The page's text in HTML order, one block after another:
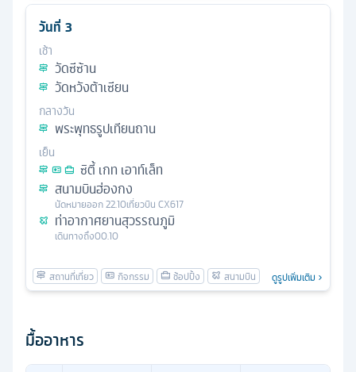
วันที่ 3
เช้า
วัดซีซ้าน
วัดหวังต้าเซียน
กลางวัน
พระพุทธรูปเทียนถาน
เย็น
ซิตี้ เกท เอาท์เล็ท
สนามบินฮ่องกง
นัดหมายออก22.10เที่ยวบิน CX617
ท่าอากาศยานสุวรรณภูมิ
เดินทางถึง00.10
ดูรูปเพิ่มเติม
มื้ออาหาร